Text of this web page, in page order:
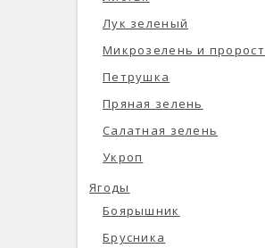
Лук зеленый
Микрозелень и
Петрушка
Пряная зелень
Салатная зелень
Укроп
Ягоды
Боярышник
Брусника